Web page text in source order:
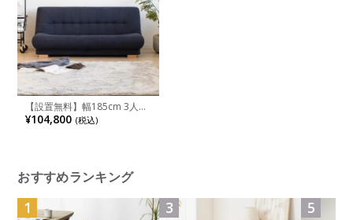
【設置無料】幅185cm 3人掛
け リエール ソファベッド ソ
ファ リビング ファブリック
¥104,800 (税込)
おすすめランキング
1 3 5